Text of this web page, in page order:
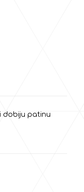
dobiju patinu